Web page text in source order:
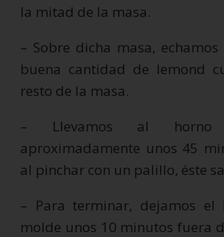
la mitad de la masa.
– Sobre dicha masa,
buena cantidad de lemond
resto de la masa.
– Llevamos al horno
aproximadamente unos 45
al pinchar con un palillo, éste
– Para terminar, dejamos el
molde unos 10 minutos fuera